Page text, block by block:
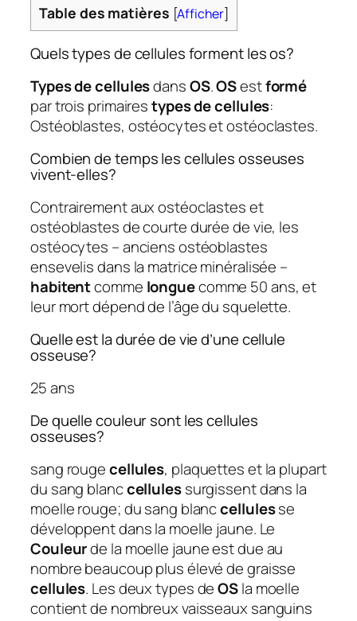
Table des matières [Afficher]
Quels types de cellules forment les os?
Types de cellulesdansOS.OSestformé
par trois primairestypes de cellules:
Ostéoblastes, ostéocytes et ostéoclastes.
Combien de temps les cellules osseuses
vivent-elles?
Contrairement aux ostéoclastes et
ostéoblastes de courte durée de vie, les
ostéocytes – anciens ostéoblastes
ensevelis dans la matrice minéralisée –
habitentcomme longuecomme 50 ans, et
leur mort dépend de l’âge du squelette.
Quelle est la durée de vie d’une cellule
osseuse?
25 ans
De quelle couleur sont les cellules
osseuses?
sang rougecellules, plaquettes et la plupart
du sang blanccellulessurgissent dans la
moelle rouge; du sang blanccellulesse
développent dans la moelle jaune. Le
Couleurde la moelle jaune est due au
nombre beaucoup plus élevé de graisse
cellules. Les deux types deOSla moelle
contient de nombreux vaisseaux sanguins